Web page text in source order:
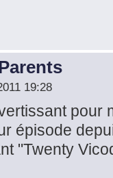
19:28
pour
épisode
"Twenty